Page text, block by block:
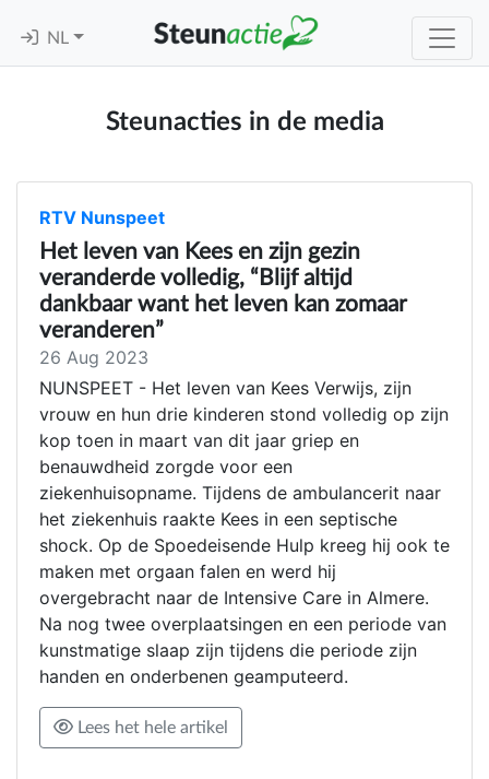
NL
Steunacties in de media
RTV Nunspeet
Het leven van Kees en zijn gezin
veranderde volledig, “Blijf altijd
dankbaar want het leven kan zomaar
veranderen”
26 Aug 2023
NUNSPEET - Het leven van Kees Verwijs, zijn
vrouw en hun drie kinderen stond volledig op zijn
kop toen in maart van dit jaar griep en
benauwdheid zorgde voor een
ziekenhuisopname. Tijdens de ambulancerit naar
het ziekenhuis raakte Kees in een septische
shock. Op de Spoedeisende Hulp kreeg hij ook te
maken met orgaan falen en werd hij
overgebracht naar de Intensive Care in Almere.
Na nog twee overplaatsingen en een periode van
kunstmatige slaap zijn tijdens die periode zijn
handen en onderbenen geamputeerd.
Lees het hele artikel